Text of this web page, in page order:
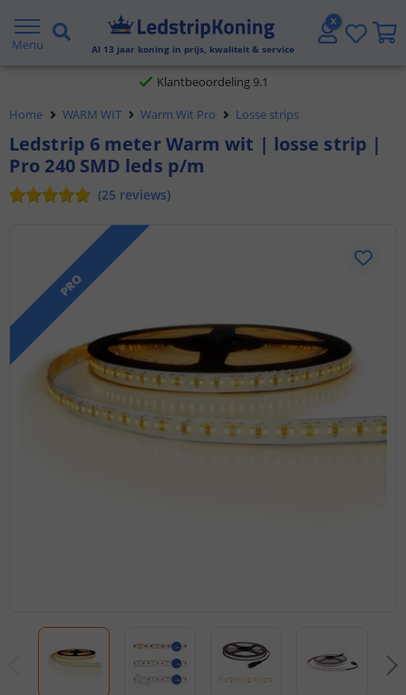
Menu Al 13 jaar koning in prijs, kwaliteit & service
Gratis verzending vanaf € 20,- NL en BE
Klantbeoordeling 9.1
Voor 23:45 uur besteld, morgen in huis
Home WARM WIT Warm Wit Pro Losse strips
Ledstrip 6 meter Warm wit | losse strip |
Pro 240 SMD leds p/m
(25 reviews)
PRO